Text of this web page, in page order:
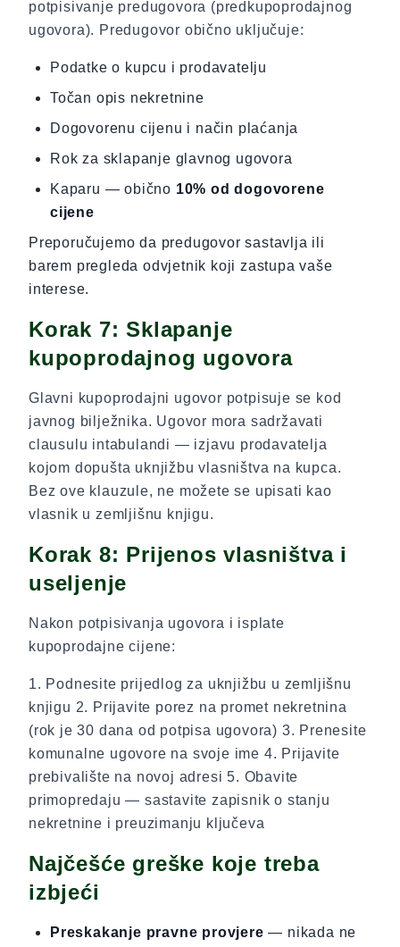
potpisivanje predugovora (predkupoprodajnog
ugovora). Predugovor obično uključuje:
Podatke o kupcu i prodavatelju
Točan opis nekretnine
Dogovorenu cijenu i način plaćanja
Rok za sklapanje glavnog ugovora
Kaparu — obično 10% od dogovorene
cijene
Preporučujemo da predugovor sastavlja ili
barem pregleda odvjetnik koji zastupa vaše
interese.
Korak 7: Sklapanje
kupoprodajnog ugovora
Glavni kupoprodajni ugovor potpisuje se kod
javnog bilježnika. Ugovor mora sadržavati
clausulu intabulandi — izjavu prodavatelja
kojom dopušta uknjižbu vlasništva na kupca.
Bez ove klauzule, ne možete se upisati kao
vlasnik u zemljišnu knjigu.
Korak 8: Prijenos vlasništva i
useljenje
Nakon potpisivanja ugovora i isplate
kupoprodajne cijene:
1. Podnesite prijedlog za uknjižbu u zemljišnu
knjigu 2. Prijavite porez na promet nekretnina
(rok je 30 dana od potpisa ugovora) 3. Prenesite
komunalne ugovore na svoje ime 4. Prijavite
prebivalište na novoj adresi 5. Obavite
primopredaju — sastavite zapisnik o stanju
nekretnine i preuzimanju ključeva
Najčešće greške koje treba
izbjeći
Preskakanje pravne provjere — nikada ne